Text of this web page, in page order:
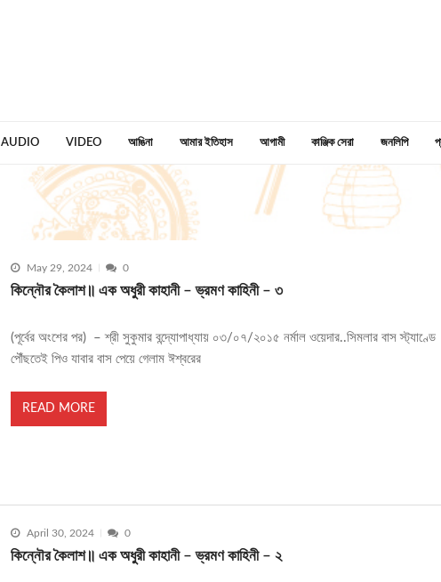
AUDIO VIDEO আঙিনা আমার ইতিহাস আগামী কাঞ্জিক সেরা জনলিপি
May 29, 2024 0
কিন্নৌর কৈলাশ॥ এক অধুরী কাহানী – ভ্রমণ কাহিনী – ৩
(পূর্বের অংশের পর) – শ্রী সুকুমার বন্দ্যোপাধ্যায় ০৩/০৭/২০১৫ নর্মাল ওয়েদার..সিমলার বাস স্ট্যাণ্ডে
পৌঁছতেই পিও যাবার বাস পেয়ে গেলাম ঈশ্বরের
READ MORE
April 30, 2024 0
কিন্নৌর কৈলাশ॥ এক অধুরী কাহানী – ভ্রমণ কাহিনী – ২